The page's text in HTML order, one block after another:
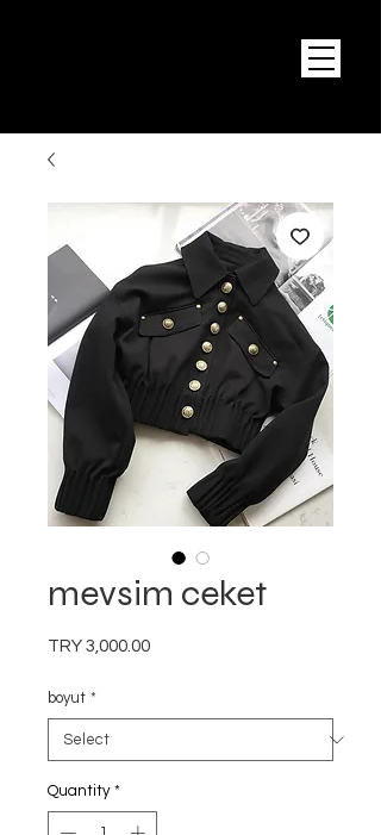
mevsim ceket
TRY 3,000.00Price
boyut *
Quantity *